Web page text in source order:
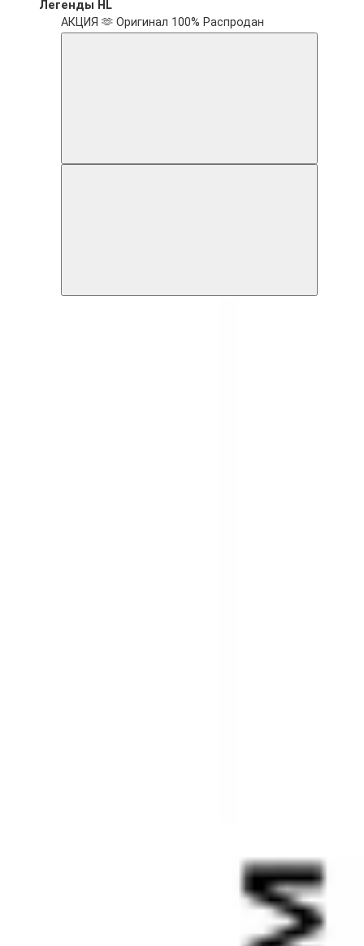
Легенды HL
АКЦИЯ 🫶 Оригинал 100% Распродан